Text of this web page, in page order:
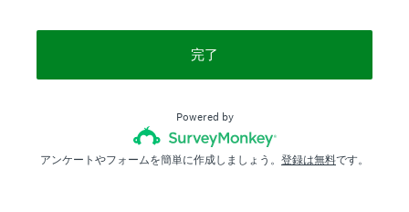
完了
Powered by
アンケートやフォームを簡単に作成しましょう。 登録は無料です。